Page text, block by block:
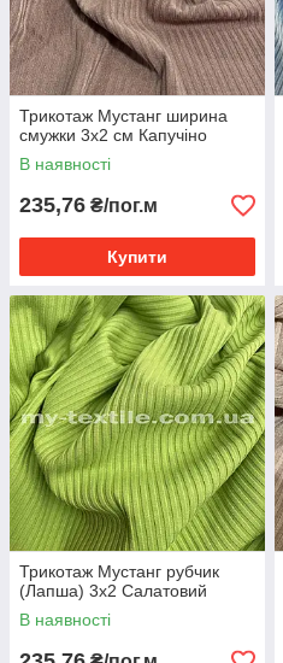
Трикотаж Мустанг ширина
смужки 3x2 см Капучіно
В наявності
235,76 ₴/пог.м
Купити
Трикотаж Мустанг рубчик
(Лапша) 3x2 Салатовий
В наявності